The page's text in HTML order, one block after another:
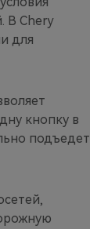
В Chery
для
кнопку в
подъедет